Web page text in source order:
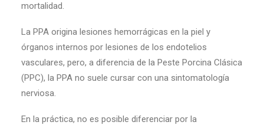
mortalidad.
La PPA origina lesiones hemorrágicas en la piel y
órganos internos por lesiones de los endotelios
vasculares, pero, a diferencia de la Peste Porcina Clásica
(PPC), la PPA no suele cursar con una sintomatología
nerviosa.
En la práctica, no es posible diferenciar por la